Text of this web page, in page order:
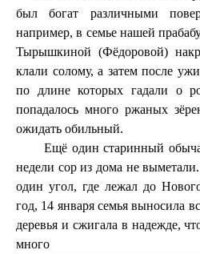
был богат различными
например, в семье нашей
Тырышкиной (Фёдоровой)
клали солому, а затем после
по длине которых гадали о
попадалось много ржаных
ожидать обильный.
Ещё один старинный
недели сор из дома не
один угол, где лежал до
год, 14 января семья выносила
деревья и сжигала в надежде,
много